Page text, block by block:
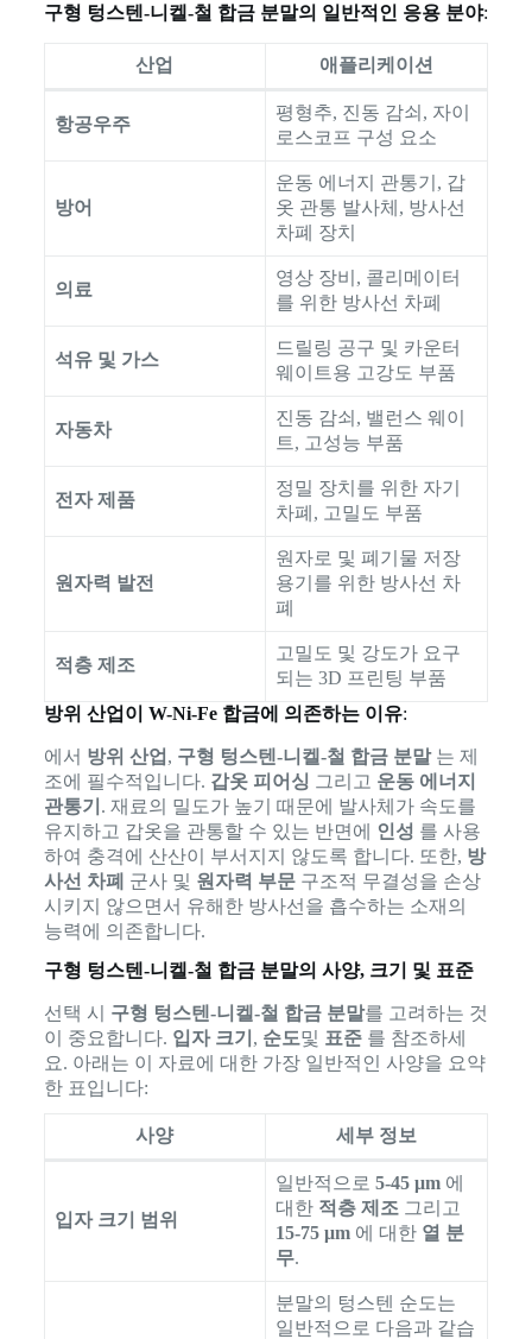
구형 텅스텐-니켈-철 합금 분말의 일반적인 응용 분야:
산업 애플리케이션
항공우주
평형추, 진동 감쇠, 자이
로스코프 구성 요소
방어
운동 에너지 관통기, 갑
옷 관통 발사체, 방사선
차폐 장치
의료
영상 장비, 콜리메이터
를 위한 방사선 차폐
석유 및 가스
드릴링 공구 및 카운터
웨이트용 고강도 부품
자동차
진동 감쇠, 밸런스 웨이
트, 고성능 부품
전자 제품
정밀 장치를 위한 자기
차폐, 고밀도 부품
원자력 발전
원자로 및 폐기물 저장
용기를 위한 방사선 차
폐
적층 제조
고밀도 및 강도가 요구
되는 3D 프린팅 부품
방위 산업이 W-Ni-Fe 합금에 의존하는 이유:
에서 방위 산업 , 구형 텅스텐-니켈-철 합금 분말는 제
조에 필수적입니다. 갑옷 피어싱 그리고 운동 에너지
관통기 . 재료의 밀도가 높기 때문에 발사체가 속도를
유지하고 갑옷을 관통할 수 있는 반면에
인성 를 사용
하여 충격에 산산이 부서지지 않도록 합니다. 또한, 방
사선 차폐
군사 및 원자력 부문구조적 무결성을 손상
시키지 않으면서 유해한 방사선을 흡수하는 소재의
능력에 의존합니다.
구형 텅스텐-니켈-철 합금 분말의 사양, 크기 및 표준
선택 시 구형 텅스텐-니켈-철 합금 분말를 고려하는 것
이 중요합니다. 입자 크기 , 순도및 표준를 참조하세
요. 아래는 이 자료에 대한 가장 일반적인 사양을 요약
한 표입니다:
사양 세부 정보
입자 크기 범위
일반적으로 5-45 μm에
대한 적층 제조 그리고
15-75 μm에 대한 열 분
무.
분말의 텅스텐 순도는
일반적으로 다음과 같습